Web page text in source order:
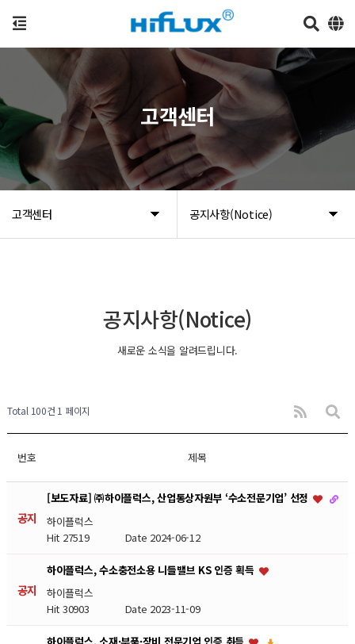
고객센터 공지사항(Notice)
고객센터
공지사항(Notice)
새로운 소식을 알려드립니다.
Total 100건 1 페이지
번호 제목
공지
[보도자료] ㈜하이플럭스, 산업통상자원부 ‘수소전문기업’ 선정
하이플럭스
Hit 27519 Date 2024-06-12
공지
하이플럭스, 수소충전소용 니들밸브 KS 인증 획득
하이플럭스
Hit 30903 Date 2023-11-09